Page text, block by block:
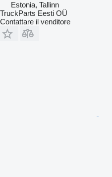
Estonia, Tallinn
TruckParts Eesti OÜ
Contattare il venditore